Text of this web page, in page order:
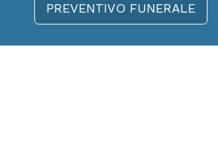
PREVENTIVO FUNERALE